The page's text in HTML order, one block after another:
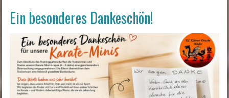
Ein besonderes Dankeschön!